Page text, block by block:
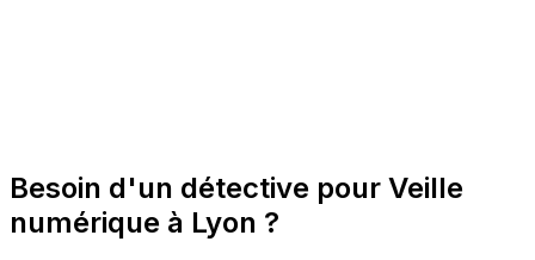
Besoin d'un détective pour Veille
numérique à Lyon ?